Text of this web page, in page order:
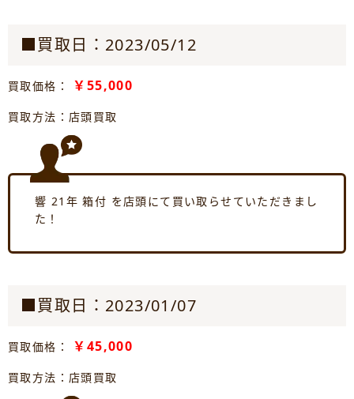
■買取日：2023/05/12
買取価格： ￥55,000
買取方法：店頭買取
響 21年 箱付 を店頭にて買い取らせていただきまし
た！
■買取日：2023/01/07
買取価格： ￥45,000
買取方法：店頭買取